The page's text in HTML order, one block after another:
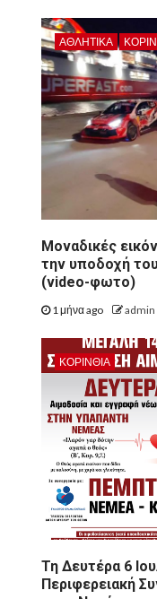
ΑΘΛΗΤΙΚΑ
Μοναδικές
την υποδοχή
(video-φωτο)
1 μήνα ago admin
ΚΟΡΙΝΘΊΑ
Τη Δευτέρα 6
Περιφερειακή